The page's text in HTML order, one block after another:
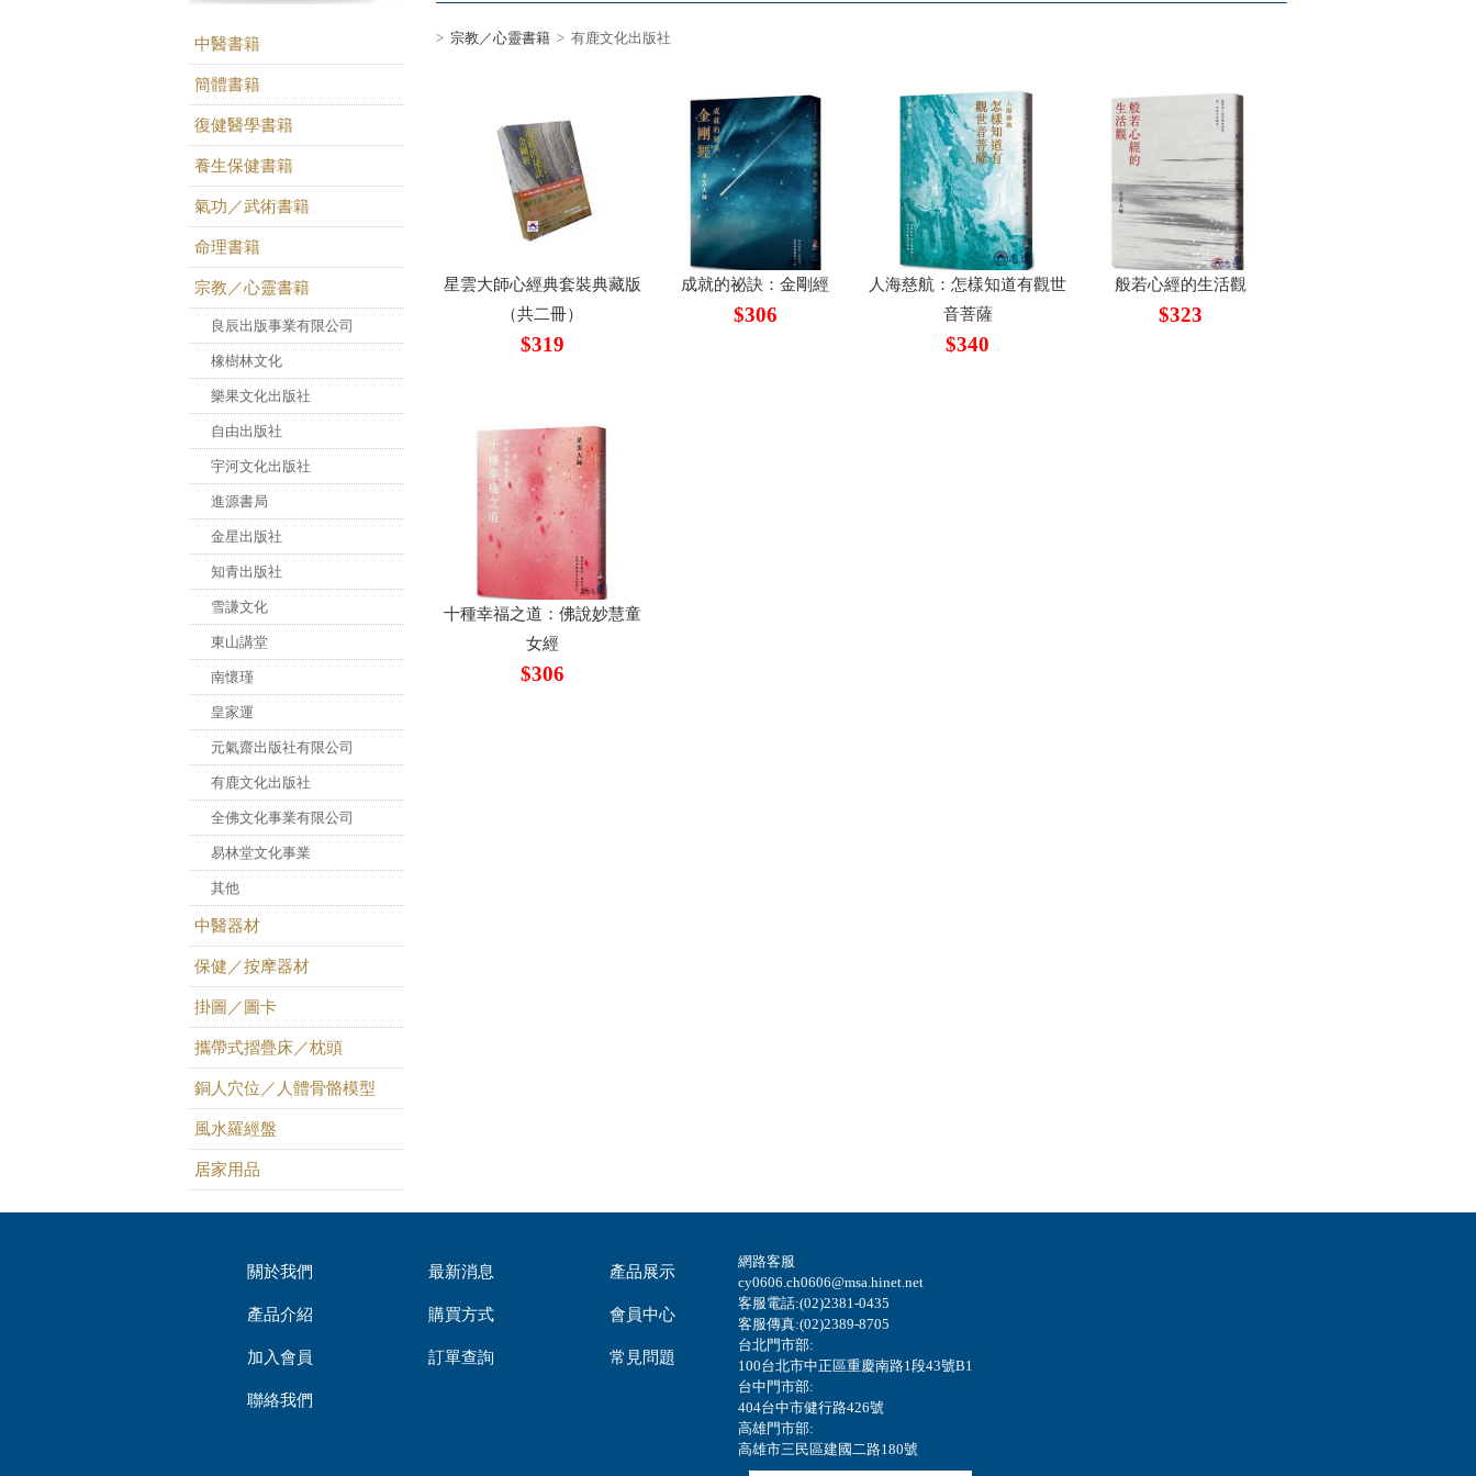
中醫書籍
簡體書籍
復健醫學書籍
養生保健書籍
氣功／武術書籍
命理書籍
宗教／心靈書籍
良辰出版事業有限公司
橡樹林文化
樂果文化出版社
自由出版社
宇河文化出版社
進源書局
金星出版社
知青出版社
雪謙文化
東山講堂
南懷瑾
皇家運
元氣齋出版社有限公司
有鹿文化出版社
全佛文化事業有限公司
易林堂文化事業
其他
中醫器材
保健／按摩器材
掛圖／圖卡
攜帶式摺疊床／枕頭
銅人穴位／人體骨骼模型
風水羅經盤
居家用品
> 宗教／心靈書籍 > 有鹿文化出版社
星雲大師心經典套裝典藏版
（共二冊）
$319
成就的祕訣：金剛經
$306
人海慈航：怎樣知道有觀世
音菩薩
$340
般若心經的生活觀
$323
十種幸福之道：佛說妙慧童
女經
$306
關於我們 最新消息 產品展示
產品介紹 購買方式 會員中心
加入會員 訂單查詢 常見問題
聯絡我們
網路客服
cy0606.ch0606@msa.hinet.net
客服電話:(02)2381-0435
客服傳真:(02)2389-8705
台北門市部:
100台北市中正區重慶南路1段43號B1
台中門市部:
404台中市健行路426號
高雄門市部:
高雄市三民區建國二路180號